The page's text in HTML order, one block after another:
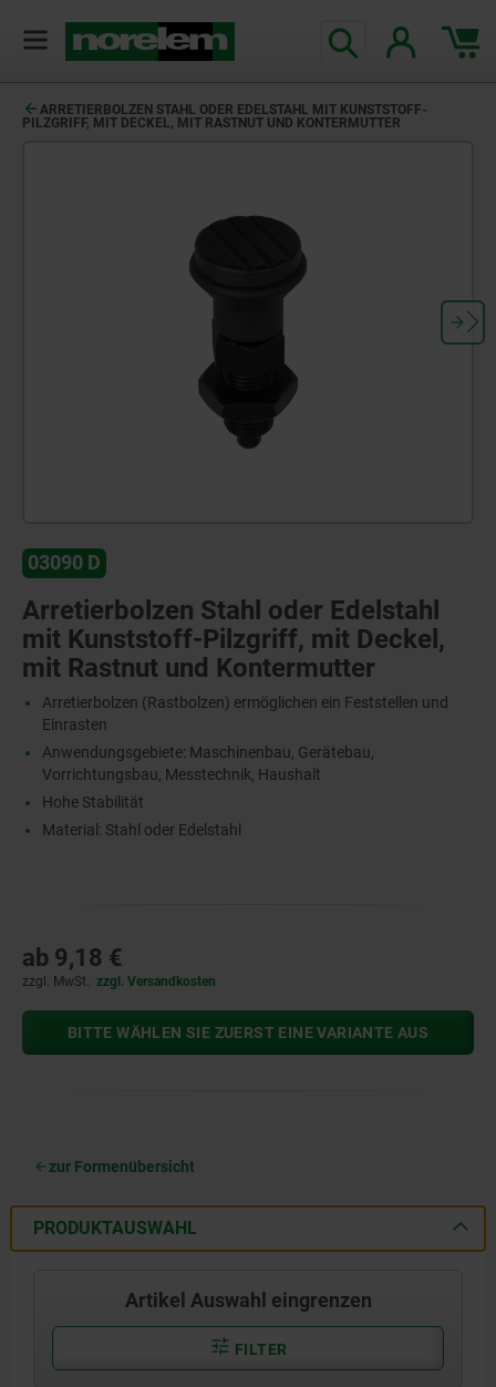
ARRETIERBOLZEN STAHL ODER EDELSTAHL MIT KUNSTSTOFF-
PILZGRIFF, MIT DECKEL, MIT RASTNUT UND KONTERMUTTER
03090 D
Arretierbolzen Stahl oder Edelstahl
mit Kunststoff-Pilzgriff, mit Deckel,
mit Rastnut und Kontermutter
Arretierbolzen (Rastbolzen) ermöglichen ein Feststellen und
Einrasten
Anwendungsgebiete: Maschinenbau, Gerätebau,
Vorrichtungsbau, Messtechnik, Haushalt
Hohe Stabilität
Material: Stahl oder Edelstahl
ab 9,18 €
zzgl. MwSt. zzgl. Versandkosten
BITTE WÄHLEN SIE ZUERST EINE VARIANTE AUS
zur Formenübersicht
PRODUKTAUSWAHL
Artikel Auswahl eingrenzen
FILTER